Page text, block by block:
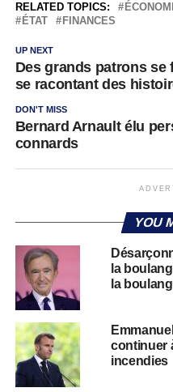
RELATED TOPICS:
ÉTAT
FINANCES
UP NEXT
Des grands patrons se
se racontant des
DON'T MISS
Bernard Arnault élu
connards
YOU
la
la
continuer
incendies